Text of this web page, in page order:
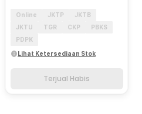
Online JKTP
JKTB
JKTU
TGR CKP
PBKS
PDPK
Lihat Ketersediaan Stok
Terjual Habis